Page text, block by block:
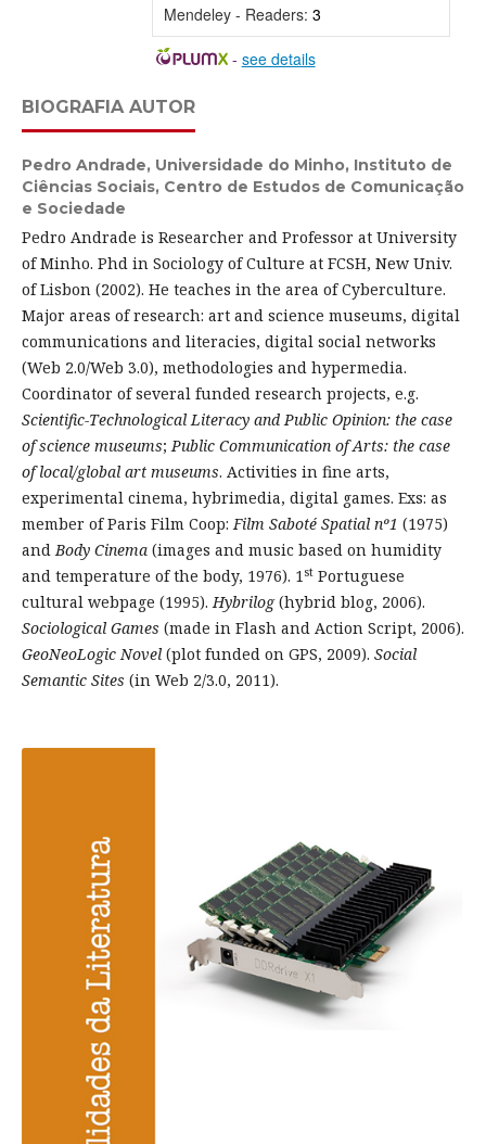
Mendeley - Readers: 3
- see details
BIOGRAFIA AUTOR
Pedro Andrade, Universidade do Minho, Instituto de
Ciências Sociais, Centro de Estudos de Comunicação
e Sociedade
Pedro Andrade is Researcher and Professor at University
of Minho. Phd in Sociology of Culture at FCSH, New Univ.
of Lisbon (2002). He teaches in the area of Cyberculture.
Major areas of research: art and science museums, digital
communications and literacies, digital social networks
(Web 2.0/Web 3.0), methodologies and hypermedia.
Coordinator of several funded research projects, e.g.
Scientific-Technological Literacy and Public Opinion: the case
of science museums;Public Communication of Arts: the case
of local/global art museums. Activities in fine arts,
experimental cinema, hybrimedia, digital games. Exs: as
member of Paris Film Coop:Film Saboté Spatial nº1 (1975)
andBody Cinema(images and music based on humidity
and temperature of the body, 1976). 1stPortuguese
cultural webpage (1995).Hybrilog(hybrid blog, 2006).
Sociological Games (made in Flash and Action Script, 2006).
GeoNeoLogic Novel(plot funded on GPS, 2009). Social
Semantic Sites (in Web 2/3.0, 2011).